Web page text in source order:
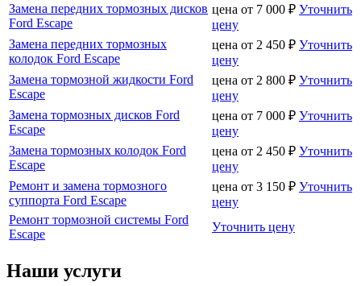
Замена передних тормозных дисков
Ford Escape
цена от 7 000 ₽ Уточнить
цену
Замена передних тормозных
колодок Ford Escape
цена от 2 450 ₽ Уточнить
цену
Замена тормозной жидкости Ford
Escape
цена от 2 800 ₽ Уточнить
цену
Замена тормозных дисков Ford
Escape
цена от 7 000 ₽ Уточнить
цену
Замена тормозных колодок Ford
Escape
цена от 2 450 ₽ Уточнить
цену
Ремонт и замена тормозного
суппорта Ford Escape
цена от 3 150 ₽ Уточнить
цену
Ремонт тормозной системы Ford
Escape
Уточнить цену
Наши услуги